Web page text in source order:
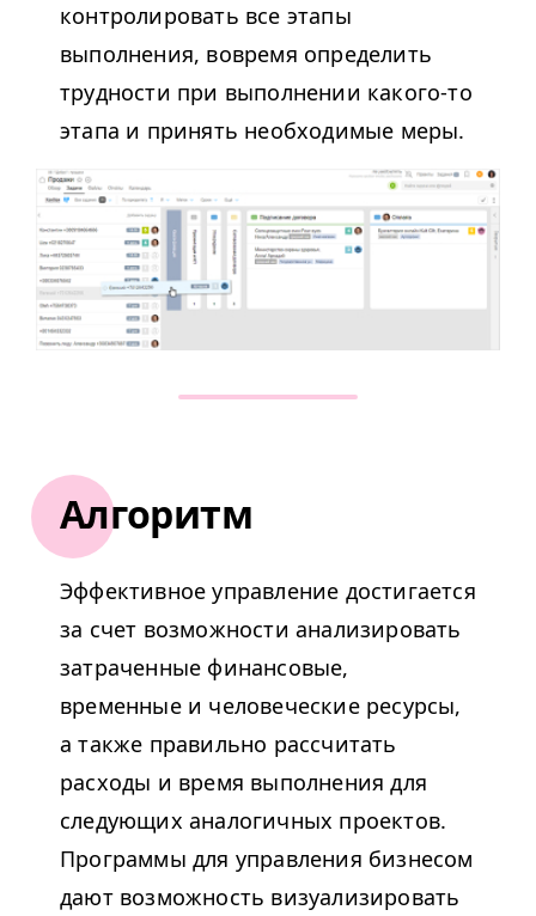
контролировать все этапы
выполнения, вовремя определить
трудности при выполнении какого-то
этапа и принять необходимые меры.
Алгоритм
Эффективное управление достигается
за счет возможности анализировать
затраченные финансовые,
временные и человеческие ресурсы,
а также правильно рассчитать
расходы и время выполнения для
следующих аналогичных проектов.
Программы для управления бизнесом
дают возможность визуализировать